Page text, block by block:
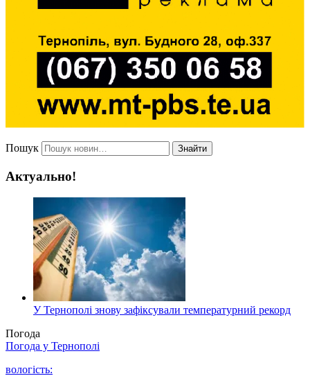
Пошук Знайти
Актуально!
У Тернополі знову зафіксували температурний рекорд
Погода
Погода у Тернополі
вологість: